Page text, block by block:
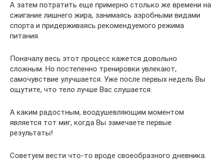
А затем потратить еще примерно столько же времени на
сжигание лишнего жира, занимаясь аэробными видами
спорта и придерживаясь рекомендуемого режима
питания.
Поначалу весь этот процесс кажется довольно
сложным. Но постепенно тренировки увлекают,
самочувствие улучшается. Уже после первых недель Вы
ощутите, что тело лучше Вас слушается.
А каким радостным, воодушевляющим моментом
является тот миг, когда Вы замечаете первые
результаты!
Советуем вести что-то вроде своеобразного дневника.